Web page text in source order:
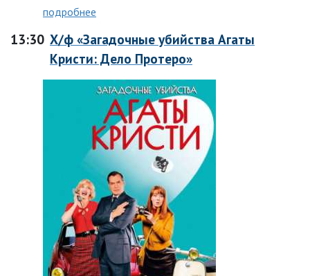
подробнее
13:30 Х/ф «Загадочные убийства Агаты
Кристи: Дело Протеро»